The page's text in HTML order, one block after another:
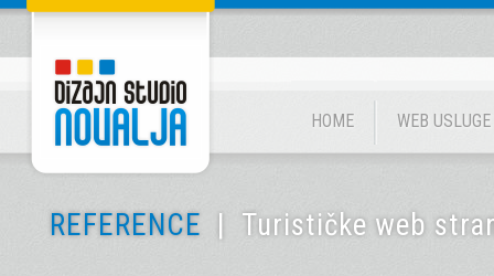
HOME WEB USLUGE
REFERENCE | Turističke web